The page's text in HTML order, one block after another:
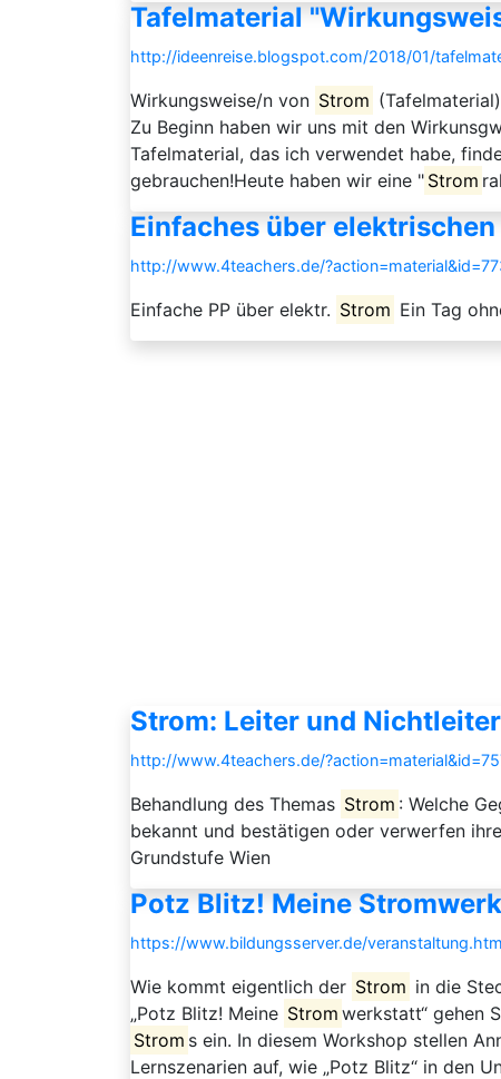
Tafelmaterial
http://ideenreise.blogspot.com/2018/01/
Wirkungsweise/n von Strom
Zu Beginn haben wir uns mit den
Tafelmaterial, das ich verwendet habe,
gebrauchen!Heute haben wir eine " Strom
Einfaches über
http://www.4teachers.de/
Einfache PP über elektr. Strom Ein Tag
Strom: Leiter und Nichtleiter
http://www.4teachers.de/
Behandlung des Themas Strom : Welche
bekannt und bestätigen oder verwerfen
Grundstufe Wien
Potz Blitz! Meine
https://www.bildungsserver.de/
Wie kommt eigentlich der Strom in die
„Potz Blitz! Meine Strom werkstatt“ gehen
Strom s ein. In diesem Workshop stellen
Lernszenarien auf, wie „Potz Blitz“ in den